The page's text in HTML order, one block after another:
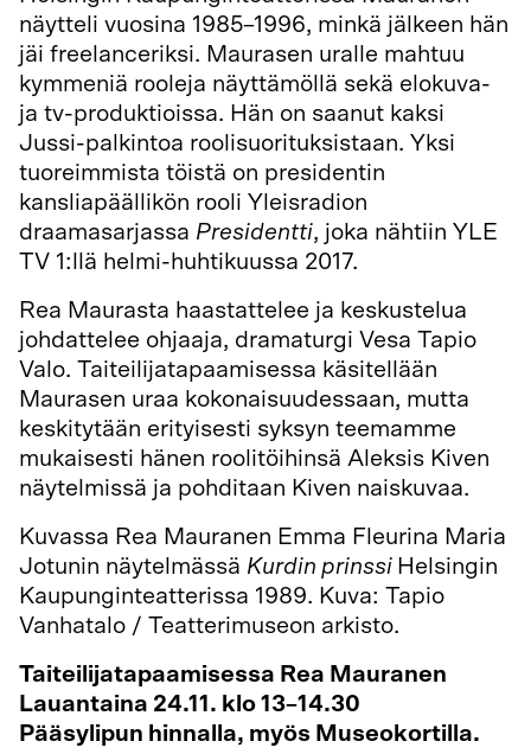
näytteli vuosina 1985–1996, minkä jälkeen hän
jäi freelanceriksi. Maurasen uralle mahtuu
kymmeniä rooleja näyttämöllä sekä elokuva-
ja tv-produktioissa. Hän on saanut kaksi
Jussi-palkintoa roolisuorituksistaan. Yksi
tuoreimmista töistä on presidentin
kansliapäällikön rooli Yleisradion
draamasarjassa Presidentti, joka nähtiin YLE
TV 1:llä helmi-huhtikuussa 2017.
Rea Maurasta haastattelee ja keskustelua
johdattelee ohjaaja, dramaturgi Vesa Tapio
Valo. Taiteilijatapaamisessa käsitellään
Maurasen uraa kokonaisuudessaan, mutta
keskitytään erityisesti syksyn teemamme
mukaisesti hänen roolitöihinsä Aleksis Kiven
näytelmissä ja pohditaan Kiven naiskuvaa.
Kuvassa Rea Mauranen Emma Fleurina Maria
Jotunin näytelmässä Kurdin prinssi Helsingin
Kaupunginteatterissa 1989. Kuva: Tapio
Vanhatalo / Teatterimuseon arkisto.
Taiteilijatapaamisessa Rea Mauranen
Lauantaina 24.11. klo 13–14.30
Pääsylipun hinnalla, myös Museokortilla.